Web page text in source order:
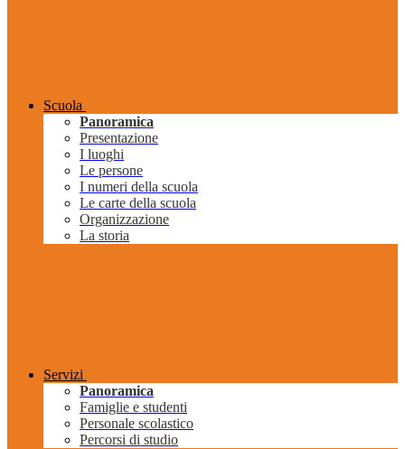
Scuola
Panoramica
Presentazione
I luoghi
Le persone
I numeri della scuola
Le carte della scuola
Organizzazione
La storia
Servizi
Panoramica
Famiglie e studenti
Personale scolastico
Percorsi di studio